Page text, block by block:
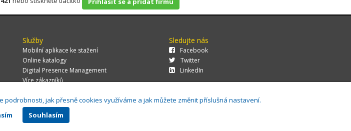
Služby
Mobilní aplikace ke stažení
Online katalogy
Digital Presence Management
Více zákazníků
Sledujte nás
Facebook
Twitter
LinkedIn
00 Praha 10, tel.: +420 771 270 421, verze 1.29.0.143,
podrobnosti, jak přesně cookies využíváme a jak můžete změnit příslušná nastavení.
Souhlasím